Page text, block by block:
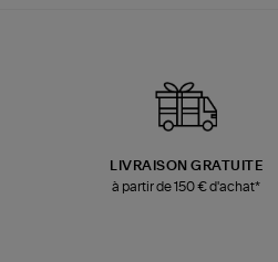
LIVRAISON GRATUITE
à partir de 150 € d'achat*